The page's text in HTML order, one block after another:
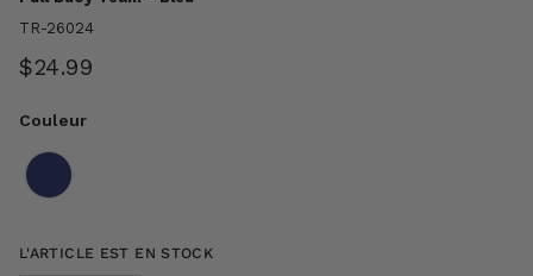
TR-26024
$24.99
Couleur
L'ARTICLE EST EN STOCK